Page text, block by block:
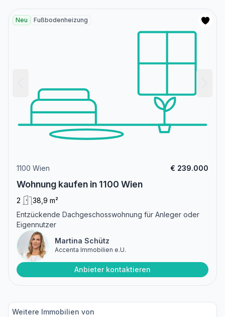
Neu Fußbodenheizung
1100 Wien € 239.000
Wohnung kaufen in 1100 Wien
2
38,9 m²
Entzückende Dachgeschosswohnung für Anleger oder
Eigennutzer
Martina Schütz
Accenta Immobilien e.U.
Anbieter kontaktieren
Weitere Immobilien von